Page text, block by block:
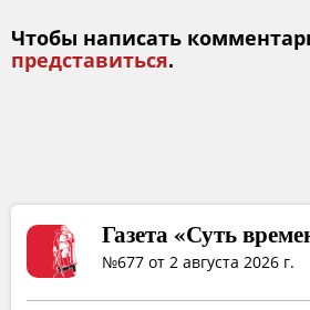
Чтобы написать
представиться.
Газета «Суть
№677 от 2 августа 2026 г.